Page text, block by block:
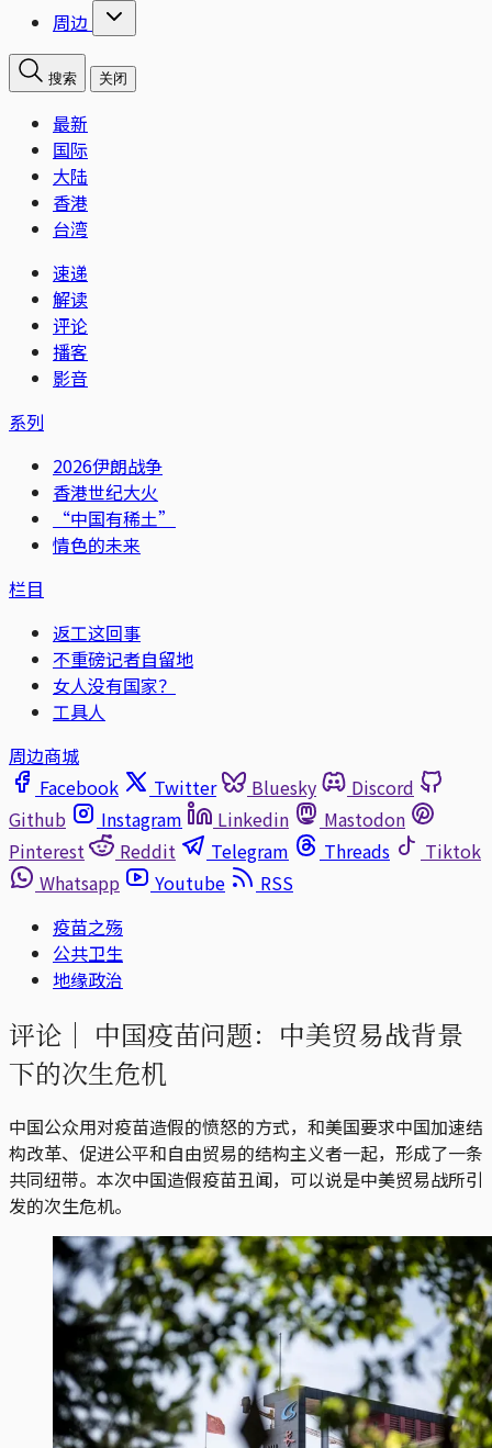
周边
搜索 关闭
最新
国际
大陆
香港
台湾
速递
解读
评论
播客
影音
系列
2026伊朗战争
香港世纪大火
“中国有稀土”
情色的未来
栏目
返工这回事
不重磅记者自留地
女人没有国家？
工具人
周边商城
Facebook
Twitter Bluesky
Discord
Github
Instagram Linkedin
Mastodon
Pinterest
Reddit Telegram Threads
Tiktok
Whatsapp
Youtube
RSS
疫苗之殇
公共卫生
地缘政治
评论｜ 中国疫苗问题：中美贸易战背景
下的次生危机
中国公众用对疫苗造假的愤怒的方式，和美国要求中国加速结
构改革、促进公平和自由贸易的结构主义者一起，形成了一条
共同纽带。本次中国造假疫苗丑闻，可以说是中美贸易战所引
发的次生危机。